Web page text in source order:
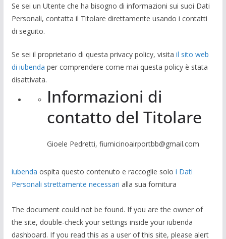
Se sei un Utente che ha bisogno di informazioni sui suoi Dati
Personali, contatta il Titolare direttamente usando i contatti
di seguito.
Se sei il proprietario di questa privacy policy, visita il sito web
di iubenda per comprendere come mai questa policy è stata
disattivata.
Informazioni di
contatto del Titolare
Gioele Pedretti, fiumicinoairportbb@gmail.com
iubenda ospita questo contenuto e raccoglie solo i Dati
Personali strettamente necessari alla sua fornitura
The document could not be found. If you are the owner of
the site, double-check your settings inside your iubenda
dashboard. If you read this as a user of this site, please alert